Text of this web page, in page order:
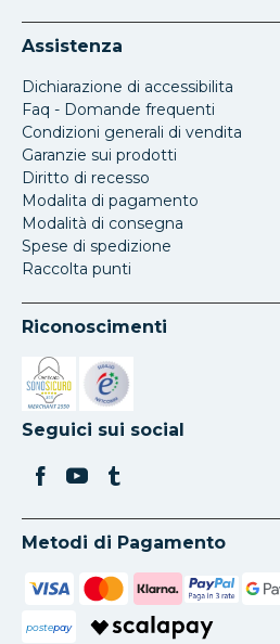
Assistenza
Dichiarazione di accessibilita
Faq - Domande frequenti
Condizioni generali di vendita
Garanzie sui prodotti
Diritto di recesso
Modalita di pagamento
Modalità di consegna
Spese di spedizione
Raccolta punti
Riconoscimenti
Si apre in una nuova scheda
Si apre in una nuova scheda
Seguici sui social
Metodi di Pagamento
postepay